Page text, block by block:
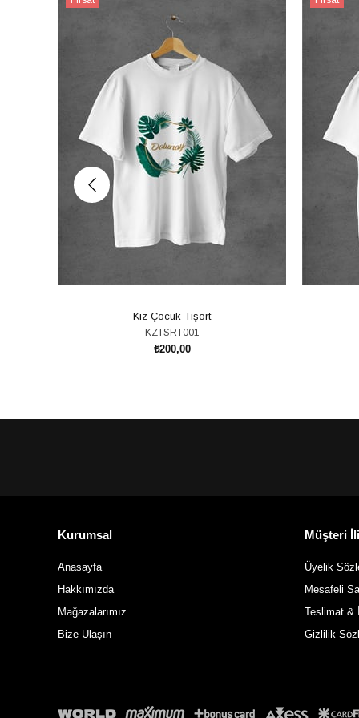
Kız Çocuk Tişort
KZTSRT001
₺200,00
Kurumsal
Anasayfa
Hakkımızda
Mağazalarımız
Bize Ulaşın
Müşteri
Üyelik
Mesafeli
Teslimat &
Gizlilik